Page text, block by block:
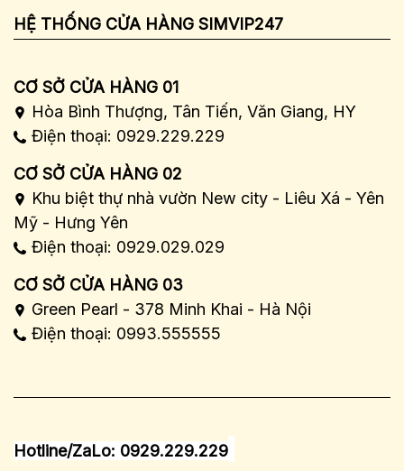
HỆ THỐNG CỬA HÀNG SIMVIP247
CƠ SỞ CỬA HÀNG 01
Hòa Bình Thượng, Tân Tiến, Văn Giang, HY
Điện thoại: 0929.229.229
CƠ SỞ CỬA HÀNG 02
Khu biệt thự nhà vườn New city - Liêu Xá - Yên
Mỹ - Hưng Yên
Điện thoại: 0929.029.029
CƠ SỞ CỬA HÀNG 03
Green Pearl - 378 Minh Khai - Hà Nội
Điện thoại: 0993.555555
Hotline/ZaLo: 0929.229.229